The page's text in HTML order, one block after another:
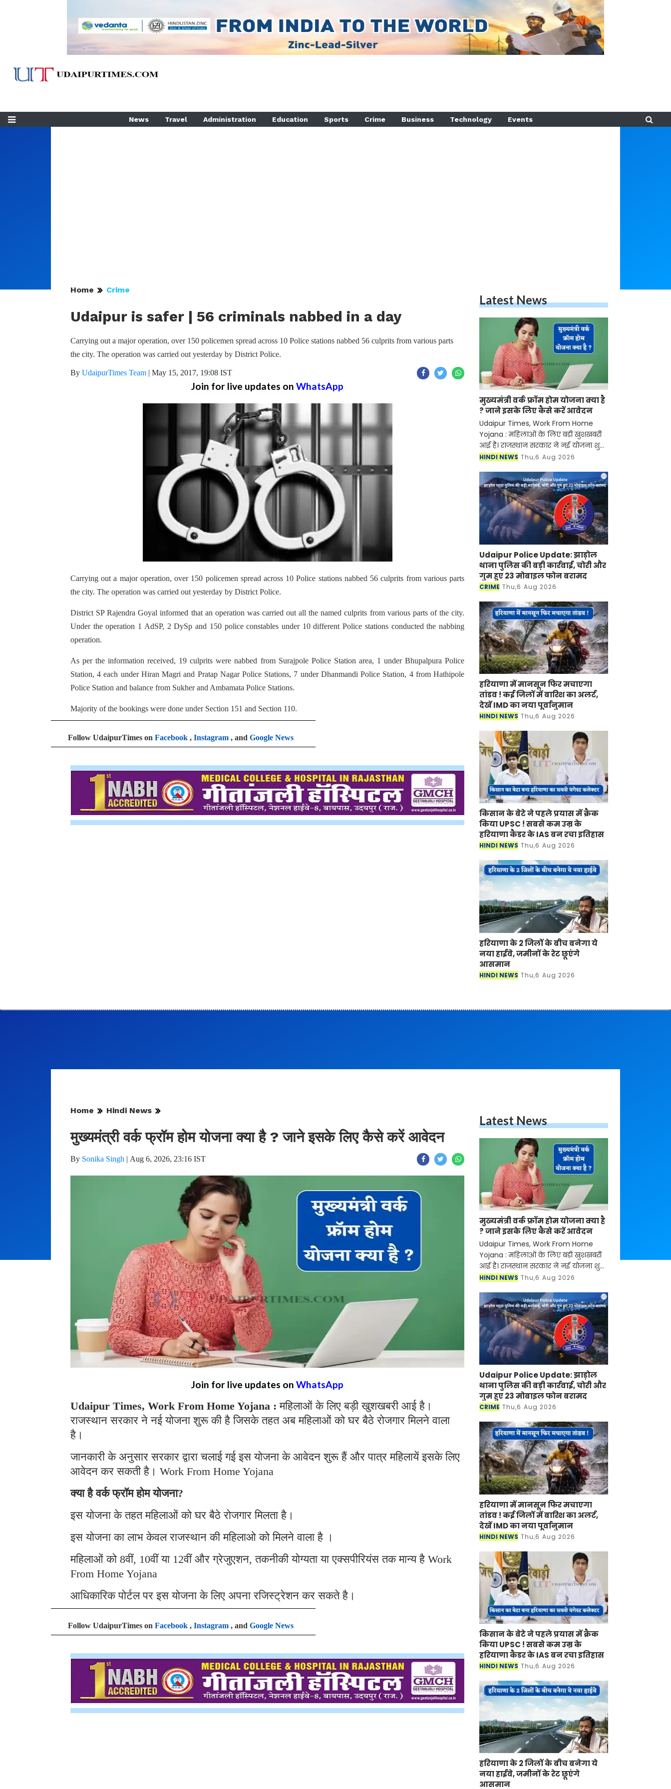
News Travel Administration Education Sports Crime Business Technology Events
Home Crime
Udaipur is safer | 56 criminals nabbed in a day
Carrying out a major operation, over 150 policemen spread across 10 Police stations nabbed 56 culprits from various parts
the city. The operation was carried out yesterday by District Police.
By UdaipurTimes Team | May 15, 2017, 19:08 IST
Join for live updates on WhatsApp
Carrying out a major operation, over 150 policemen spread across 10 Police stations nabbed 56 culprits from various parts
the city. The operation was carried out yesterday by District Police.
District SP Rajendra Goyal informed that an operation was carried out all the named culprits from various parts of the city.
Under the operation 1 AdSP, 2 DySp and 150 police constables under 10 different Police stations conducted the nabbing
operation.
As per the information received, 19 culprits were nabbed from Surajpole Police Station area, 1 under Bhupalpura Police
Station, 4 each under Hiran Magri and Pratap Nagar Police Stations, 7 under Dhanmandi Police Station, 4 from Hathipole
Police Station and balance from Sukher and Ambamata Police Stations.
Majority of the bookings were done under Section 151 and Section 110.
Follow UdaipurTimes on Facebook , Instagram , and Google News
Latest News
मुख्यमंत्री वर्क फ्रॉम होम योजना क्या है
? जाने इसके लिए कैसे करें आवेदन
Udaipur Times, Work From Home
Yojana : महिलाओं के लिए बड़ी खुशखबरी
आई है। राजस्थान सरकार ने नई योजना शुरू
की है जिसके तहत अब महिलाओं को घर बैठे
अनुसार सरकार द्वारा चला
HINDI NEWS Thu,6 Aug 2026
Udaipur Police Update: झाड़ोल
थाना पुलिस की बड़ी कार्रवाई, चोरी और
गुम हुए 23 मोबाइल फोन बरामद
CRIME Thu,6 Aug 2026
हरियाणा में मानसून फिर मचाएगा
तांडव ! कई जिलों में बारिश का अलर्ट,
देखें IMD का नया पूर्वानुमान
HINDI NEWS Thu,6 Aug 2026
किसान के बेटे ने पहले प्रयास में क्रैक
किया UPSC ! सबसे कम उम्र के
हरियाणा कैडर के IAS बन रचा इतिहास
HINDI NEWS Thu,6 Aug 2026
हरियाणा के 2 जिलों के बीच बनेगा ये
नया हाईवे, जमीनों के रेट छूएंगे
आसमान
HINDI NEWS Thu,6 Aug 2026
Home Hindi News
मुख्यमंत्री वर्क फ्रॉम होम योजना क्या है ? जाने इसके लिए कैसे करें आवेदन
By Sonika Singh | Aug 6, 2026, 23:16 IST
Join for live updates on WhatsApp
Udaipur Times, Work From Home Yojana : महिलाओं के लिए बड़ी खुशखबरी आई है।
राजस्थान सरकार ने नई योजना शुरू की है जिसके तहत अब महिलाओं को घर बैठे रोजगार मिलने वाला
है।
जानकारी के अनुसार सरकार द्वारा चलाई गई इस योजना के आवेदन शुरू हैं और पात्र महिलायें इसके लिए
आवेदन कर सकती है। Work From Home Yojana
क्या है वर्क फ्रॉम होम योजना?
इस योजना के तहत महिलाओं को घर बैठे रोजगार मिलता है।
इस योजना का लाभ केवल राजस्थान की महिलाओ को मिलने वाला है ।
महिलाओं को 8वीं, 10वीं या 12वीं और ग्रेजुएशन, तकनीकी योग्यता या एक्सपीरियंस तक मान्य है Work
From Home Yojana
आधिकारिक पोर्टल पर इस योजना के लिए अपना रजिस्ट्रेशन कर सकते है।
Follow UdaipurTimes on Facebook , Instagram , and Google News
Latest News
मुख्यमंत्री वर्क फ्रॉम होम योजना क्या है
? जाने इसके लिए कैसे करें आवेदन
Udaipur Times, Work From Home
Yojana : महिलाओं के लिए बड़ी खुशखबरी
आई है। राजस्थान सरकार ने नई योजना शुरू
की है जिसके तहत अब महिलाओं को घर बैठे
अनुसार सरकार द्वारा चला
HINDI NEWS Thu,6 Aug 2026
Udaipur Police Update: झाड़ोल
थाना पुलिस की बड़ी कार्रवाई, चोरी और
गुम हुए 23 मोबाइल फोन बरामद
CRIME Thu,6 Aug 2026
हरियाणा में मानसून फिर मचाएगा
तांडव ! कई जिलों में बारिश का अलर्ट,
देखें IMD का नया पूर्वानुमान
HINDI NEWS Thu,6 Aug 2026
किसान के बेटे ने पहले प्रयास में क्रैक
किया UPSC ! सबसे कम उम्र के
हरियाणा कैडर के IAS बन रचा इतिहास
HINDI NEWS Thu,6 Aug 2026
हरियाणा के 2 जिलों के बीच बनेगा ये
नया हाईवे, जमीनों के रेट छूएंगे
आसमान